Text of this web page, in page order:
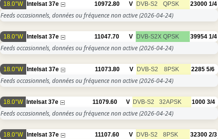
18.0°W Intelsat 37e 10972.80 V DVB-S2 QPSK 23000 1/4
Feeds occasionnels, données ou fréquence non active(2026-04-24)
18.0°W Intelsat 37e 11047.70 V DVB-S2X QPSK 39954 1/4
Feeds occasionnels, données ou fréquence non active(2026-04-24)
18.0°W Intelsat 37e 11073.80 V DVB-S2 8PSK 2285 5/6
Feeds occasionnels, données ou fréquence non active(2026-04-24)
18.0°W Intelsat 37e 11079.60 V DVB-S2 32APSK 1000 3/4
Feeds occasionnels, données ou fréquence non active(2026-04-24)
18.0°W Intelsat 37e 11107.60 V DVB-S2 8PSK 32300 2/3